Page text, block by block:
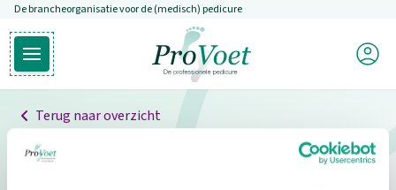
Overslaan en naar de inhoud gaan
De brancheorganisatie voor de (medisch) pedicure
Open hoofdmenu
Ga naar de homepagina
Mijn
Terug naar overzicht
Professionals